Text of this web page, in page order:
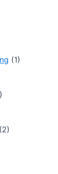
(1)
(2)